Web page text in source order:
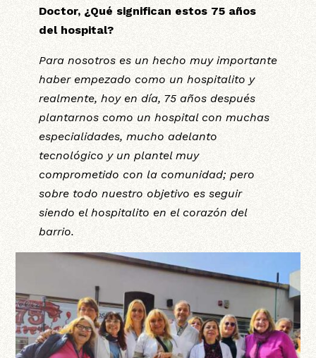
Doctor, ¿Qué significan estos 75 años
del hospital?
Para nosotros es un hecho muy importante
haber empezado como un hospitalito y
realmente, hoy en día, 75 años después
plantarnos como un hospital con muchas
especialidades, mucho adelanto
tecnológico y un plantel muy
comprometido con la comunidad; pero
sobre todo nuestro objetivo es seguir
siendo el hospitalito en el corazón del
barrio.